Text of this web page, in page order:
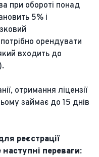
при обороті понад
5% і
орендувати
входить до
отримання ліцензії
займає до 15 днів
реєстрації
переваги: